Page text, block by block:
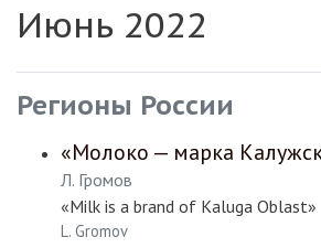
Июнь 2022
Регионы России
«Молоко — марка
Л. Громов
«Milk is a brand of Kaluga Oblast»
L. Gromov